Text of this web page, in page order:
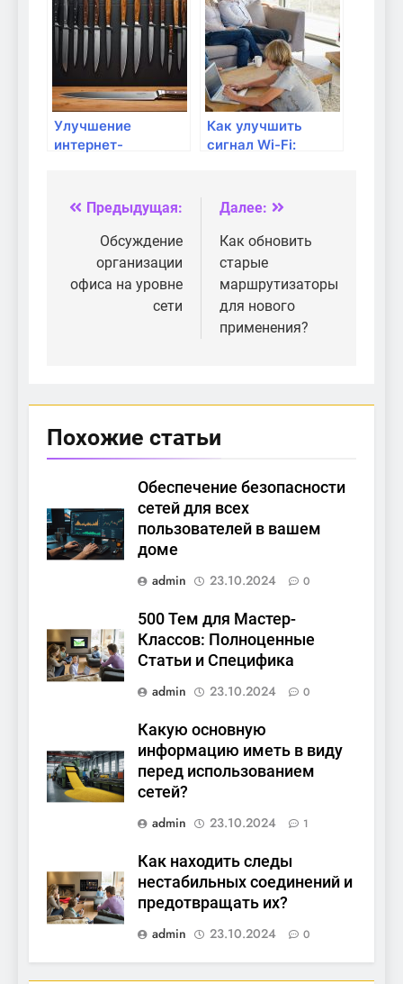
работают и когда
они нужны?
домах
Улучшение
интернет-
рекомендации
Как улучшить
сигнал Wi-Fi:
Навигация
записям
Предыдущая:
Обсуждение
организации
офиса на уровне
сети
Далее:
Как обновить
старые
маршрутизаторы
для нового
применения?
Похожие статьи
Обеспечение безопасности
сетей для всех
пользователей в вашем
доме
admin
23.10.2024 0
500 Тем для Мастер-
Классов: Полноценные
Статьи и Специфика
admin
23.10.2024 0
Какую основную
информацию иметь в виду
перед использованием
сетей?
admin
23.10.2024 1
Как находить следы
нестабильных соединений и
предотвращать их?
admin
23.10.2024 0